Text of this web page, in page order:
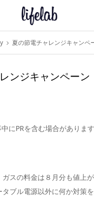
夏の節電チャレンジキャンペ
ンジキャンペーン
にPRを含む場合があります
スの料金は８月分も値上が
ブル電源以外に何か対策